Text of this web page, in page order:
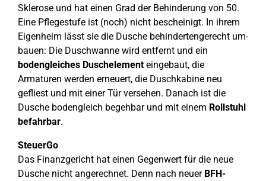
Sklerose und hat einen Grad der Behinderung von 50.
Eine Pflegestufe ist (noch) nicht bescheinigt. In ihrem
Eigenheim lässt sie die Dusche behindertengerecht um-
bauen: Die Duschwanne wird entfernt und ein
bodengleiches Duschelementeingebaut, die
Armaturen werden erneuert, die Duschkabine neu
gefliest und mit einer Tür versehen. Danach ist die
Dusche bodengleich begehbar und mit einem Rollstuhl
befahrbar.
SteuerGo
Das Finanzgericht hat einen Gegenwert für die neue
Dusche nicht angerechnet. Denn nach neuer BFH-